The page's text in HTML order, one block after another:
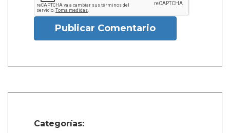
Publicar Comentario
Categorías: